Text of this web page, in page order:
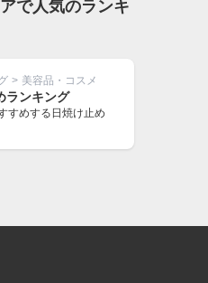
で人気のランキ
> 美容品・コスメ
ランキング
すめする日焼け止め